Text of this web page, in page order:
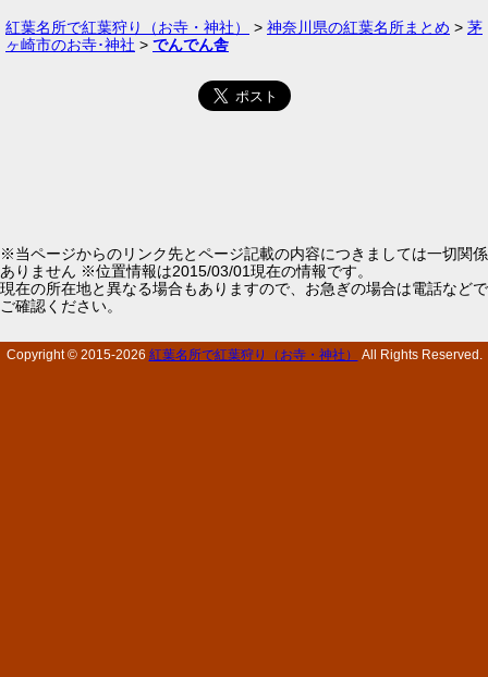
紅葉名所で紅葉狩り（お寺・神社） > 神奈川県の紅葉名所まとめ > 茅
ヶ崎市のお寺･神社 > でんでん舎
※当ページからのリンク先とページ記載の内容につきましては一切関係
ありません ※位置情報は2015/03/01現在の情報です。
現在の所在地と異なる場合もありますので、お急ぎの場合は電話などで
ご確認ください。
Copyright © 2015-2026 紅葉名所で紅葉狩り（お寺・神社） All Rights Reserved.